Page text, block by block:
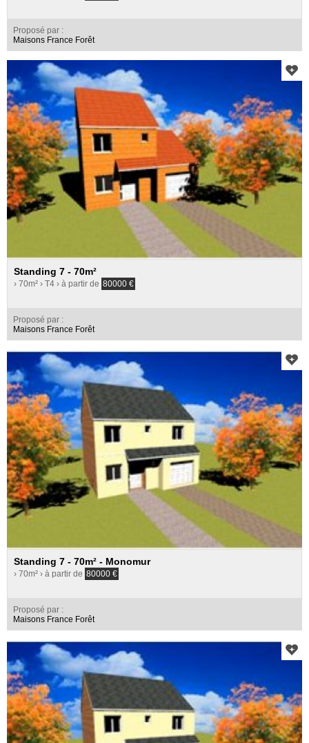
Proposé par :
Maisons France Forêt
Standing 7 - 70m²
› 70m² › T4 › à partir de 80000 €
Proposé par :
Maisons France Forêt
Standing 7 - 70m² - Monomur
› 70m² › à partir de 80000 €
Proposé par :
Maisons France Forêt